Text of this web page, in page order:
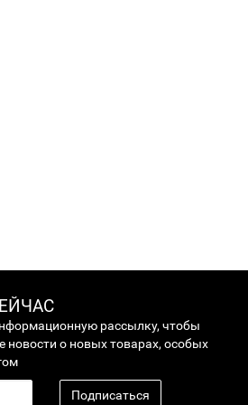
рассылку, чтобы
новости о новых товарах, особых
Подписаться